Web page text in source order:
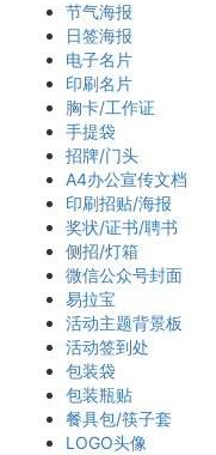
节气海报
日签海报
电子名片
印刷名片
胸卡/工作证
手提袋
招牌/门头
A4办公宣传文档
印刷招贴/海报
奖状/证书/聘书
侧招/灯箱
微信公众号封面
易拉宝
活动主题背景板
活动签到处
包装袋
包装瓶贴
餐具包/筷子套
LOGO头像